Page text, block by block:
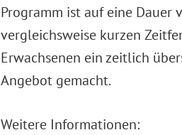
Programm ist auf eine Dauer
vergleichsweise kurzen
Erwachsenen ein zeitlich
Angebot gemacht.
Weitere Informationen: